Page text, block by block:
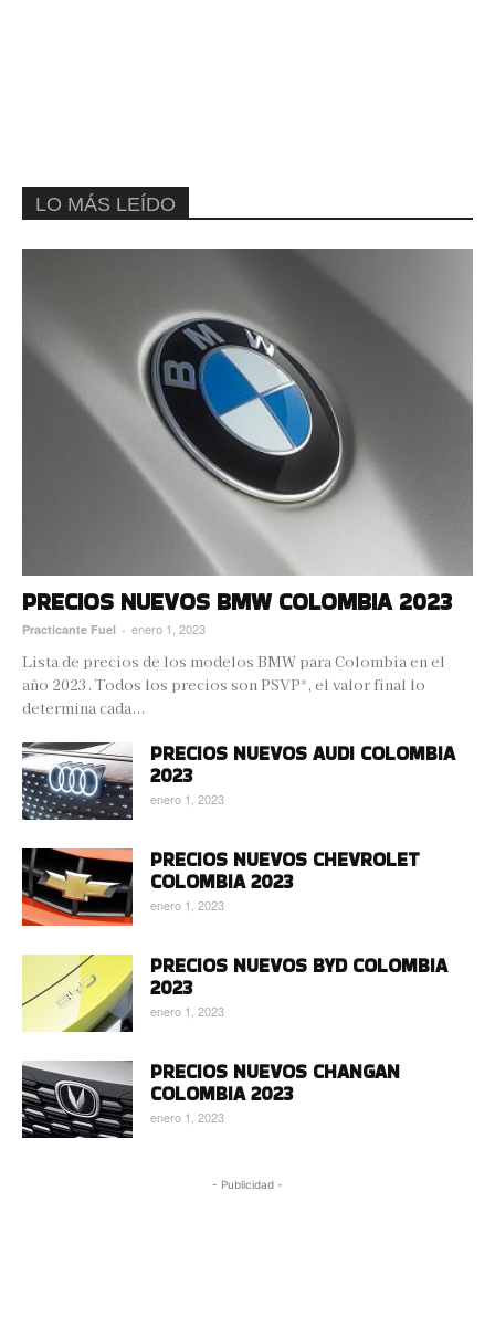
LO MÁS LEÍDO
PRECIOS NUEVOS BMW COLOMBIA 2023
Practicante Fuel - enero 1, 2023
Lista de precios de los modelos BMW para Colombia en el
año 2023. Todos los precios son PSVP*, el valor final lo
determina cada...
PRECIOS NUEVOS AUDI COLOMBIA
2023
enero 1, 2023
PRECIOS NUEVOS CHEVROLET
COLOMBIA 2023
enero 1, 2023
PRECIOS NUEVOS BYD COLOMBIA
2023
enero 1, 2023
PRECIOS NUEVOS CHANGAN
COLOMBIA 2023
enero 1, 2023
- Publicidad -